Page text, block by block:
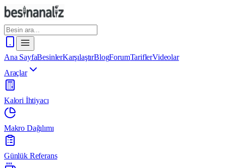
Ana SayfaBesinlerKarşılaştırBlogForumTariflerVideolar
Araçlar
Kalori İhtiyacı
Makro Dağılımı
Günlük Referans